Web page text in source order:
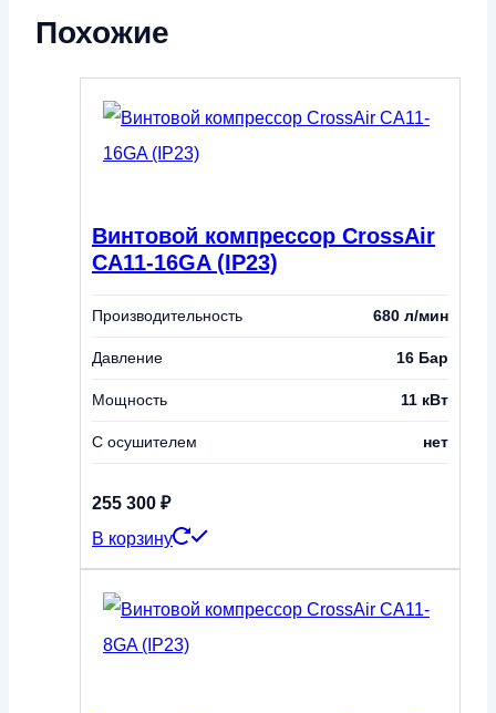
Похожие
Винтовой компрессор CrossAir
CA11-16GA (IP23)
Производительность 680 л/мин
Давление 16 Бар
Мощность 11 кВт
С осушителем нет
255 300 ₽
В корзину